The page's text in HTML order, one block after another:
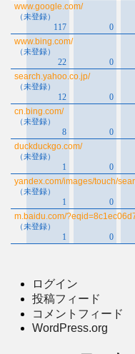
ログイン
投稿フィード
コメントフィード
WordPress.org